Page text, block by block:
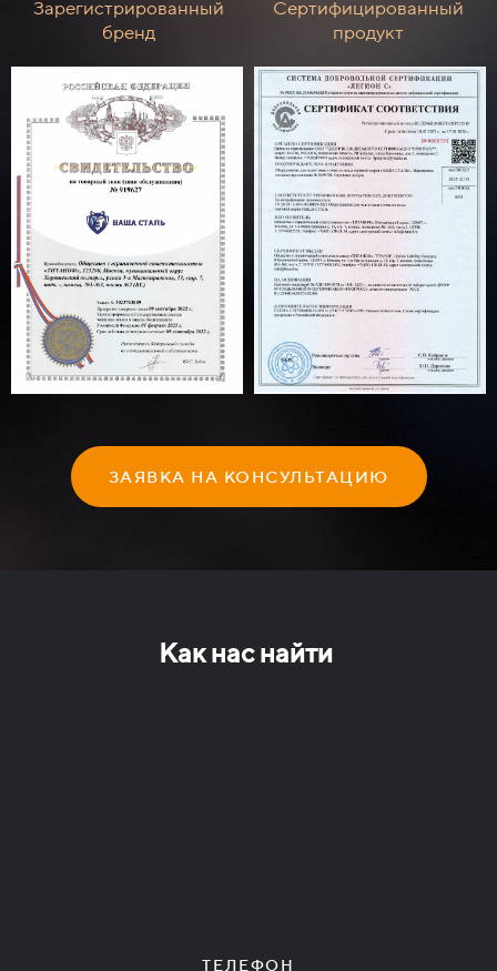
Зарегистрированный
бренд
Сертифицированный
продукт
ЗАЯВКА НА КОНСУЛЬТАЦИЮ
Как нас найти
ТЕЛЕФОН